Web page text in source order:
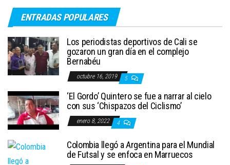
ENTRADAS POPULARES
Los periodistas deportivos de Cali se
gozaron un gran día en el complejo
Bernabéu
octubre 16, 2019 5
‘El Gordo’ Quintero se fue a narrar al cielo
con sus ‘Chispazos del Ciclismo’
enero 8, 2022 4
Colombia llegó a Argentina para el Mundial
de Futsal y se enfoca en Marruecos